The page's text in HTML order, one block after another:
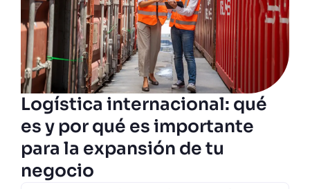
Logística internacional: qué
es y por qué es importante
para la expansión de tu
negocio